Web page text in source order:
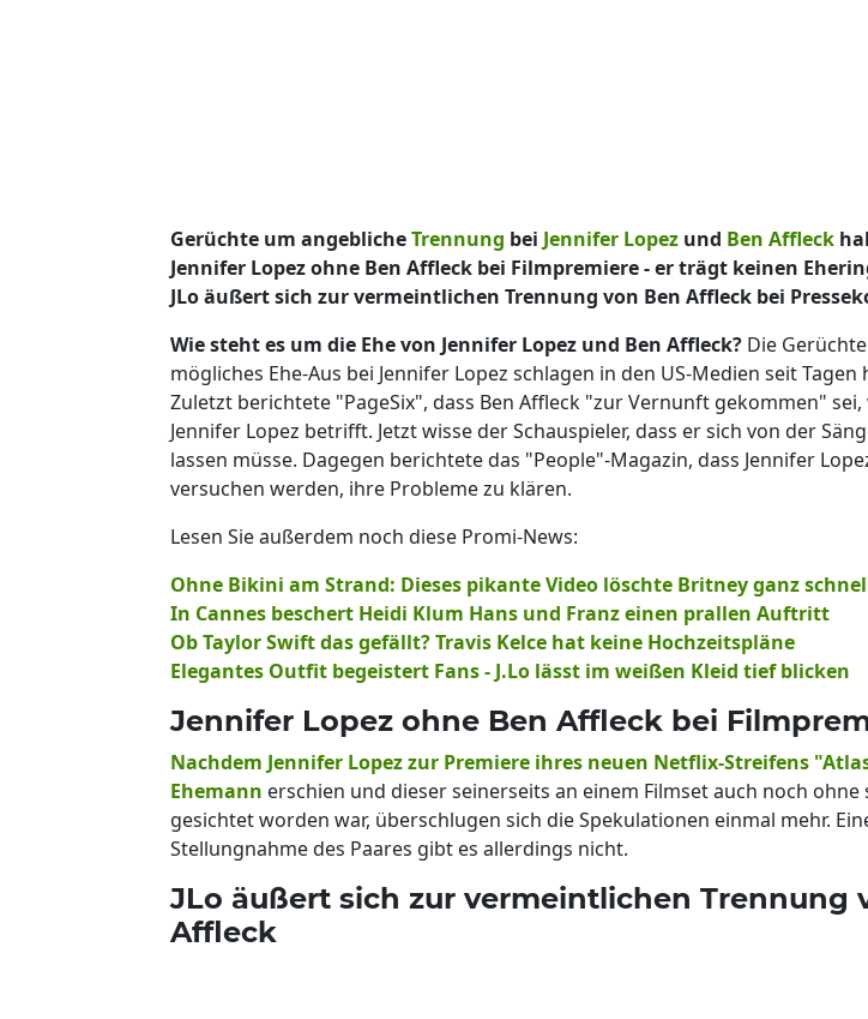
Gerüchte um angeblicheTrennung bei Jennifer Lopez und Ben Affleck
Jennifer Lopez ohne Ben Affleck bei Filmpremiere - er trägt keinen
JLo äußert sich zur vermeintlichen Trennung von Ben Affleck bei
Wie steht es um die Ehe von Jennifer Lopez und Ben Affleck? Die
mögliches Ehe-Aus bei Jennifer Lopez schlagen in den US-Medien seit Tagen
Zuletzt berichtete "PageSix", dass Ben Affleck "zur Vernunft gekommen" sei,
Jennifer Lopez betrifft. Jetzt wisse der Schauspieler, dass er sich von der
lassen müsse. Dagegen berichtete das "People"-Magazin, dass Jennifer
versuchen werden, ihre Probleme zu klären.
Lesen Sie außerdem noch diese Promi-News:
Ohne Bikini am Strand: Dieses pikante Video löschte Britney ganz
In Cannes beschert Heidi Klum Hans und Franz einen prallen Auftritt
Ob Taylor Swift das gefällt? Travis Kelce hat keine Hochzeitspläne
Elegantes Outfit begeistert Fans - J.Lo lässt im weißen Kleid tief blicken
Jennifer Lopez ohne Ben Affleck bei
Nachdem Jennifer Lopez zur Premiere ihres neuen Netflix-Streifens
Ehemann erschien und dieser seinerseits an einem Filmset auch noch ohne
gesichtet worden war, überschlugen sich die Spekulationen einmal mehr.
Stellungnahme des Paares gibt es allerdings nicht.
JLo äußert sich zur vermeintlichen Trennung
Affleck